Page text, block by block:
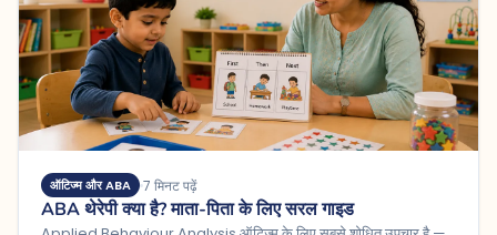
ऑटिज्म और ABA 7 मिनट पढ़ें
ABA थेरेपी क्या है? माता-पिता के लिए सरल गाइड